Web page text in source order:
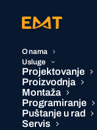
O nama
Usluge
Projektovanje
Proizvodnja
Montaža
Programiranje
Puštanje u rad
Servis